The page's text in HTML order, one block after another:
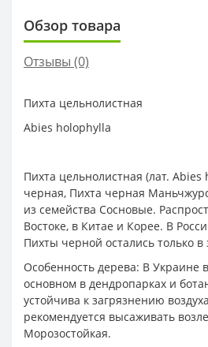
Обзор товара
Отзывы (0)
Пихта цельнолистная
Abies holophylla
Пихта цельнолистная (лат.
черная, Пихта черная
из семейства Сосновые.
Востоке, в Китае и Корее. В
Пихты черной остались только в
Особенность дерева: В Украине
основном в дендропарках и
устойчива к загрязнению
рекомендуется высаживать
Морозостойкая.